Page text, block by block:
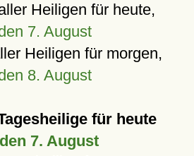
Heiligen für heute,
7. August
Heiligen für morgen,
8. August
für heute
7. August